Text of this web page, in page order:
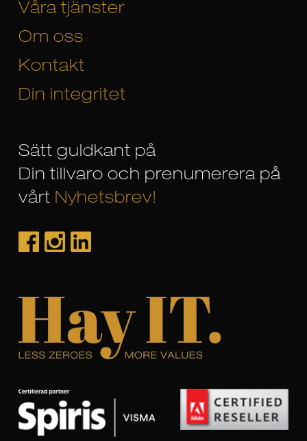
Våra tjänster
Om oss
Kontakt
Din integritet
Sätt guldkant på
Din tillvaro och prenumerera på
vårt Nyhetsbrev!